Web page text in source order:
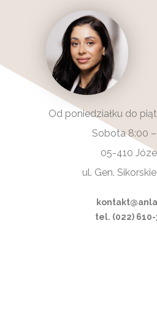
Od poniedziałku do
Sobota 8:00
05-410
ul. Gen.
tel. (022)